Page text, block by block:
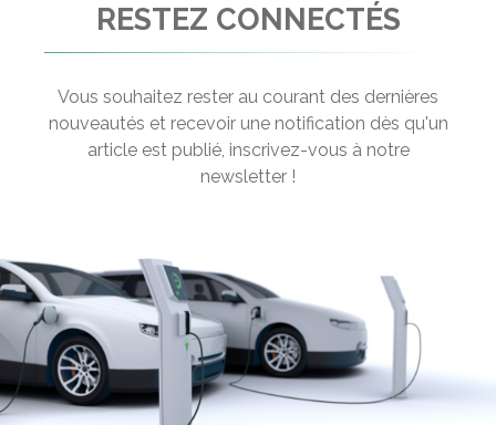
Associations
ZE ProvençauxRESTEZ CONNECTÉS
Vous souhaitez rester au courant des dernières
nouveautés et recevoir une notification dès qu'un
article est publié, inscrivez-vous à notre
newsletter !